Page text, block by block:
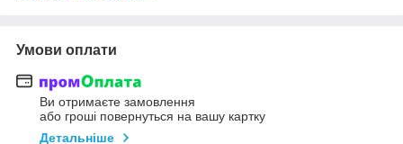
Умови оплати
Ви отримаєте замовлення
або гроші повернуться на вашу картку
Детальніше